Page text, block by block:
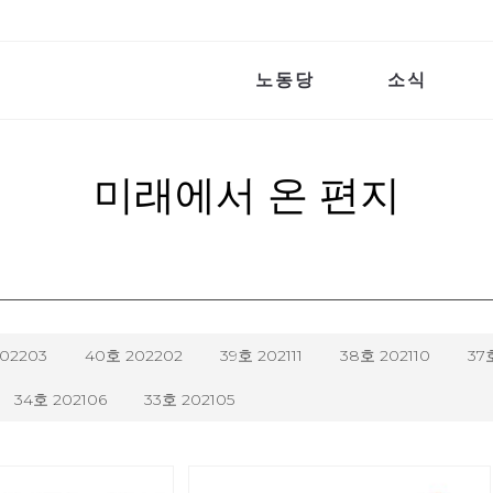
노동당 소식
미래에서 온 편지
40호 202202 39호 202111 38호 202110 37
34호 202106 33호 202105